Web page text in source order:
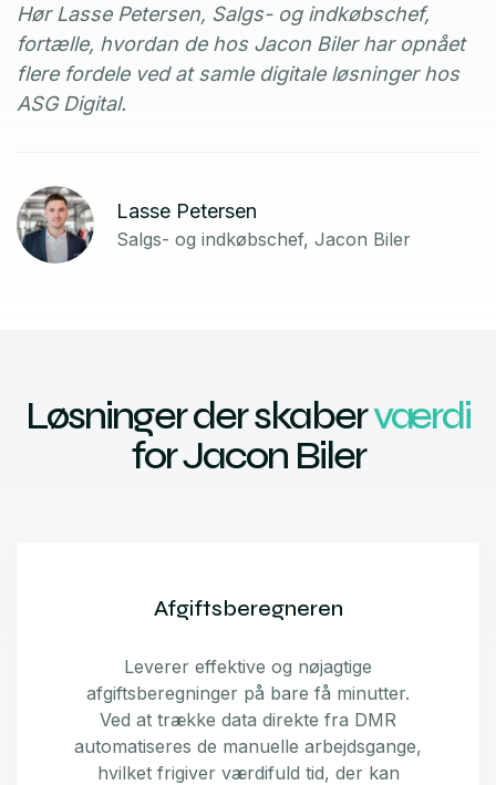
Hør Lasse Petersen, Salgs- og indkøbschef,
fortælle, hvordan de hos Jacon Biler har opnået
flere fordele ved at samle digitale løsninger hos
ASG Digital.
Lasse Petersen
Salgs- og indkøbschef, Jacon Biler
Løsninger der skaberværdi
for Jacon Biler
Afgiftsberegneren
Leverer effektive og nøjagtige
afgiftsberegninger på bare få minutter.
Ved at trække data direkte fra DMR
automatiseres de manuelle arbejdsgange,
hvilket frigiver værdifuld tid, der kan